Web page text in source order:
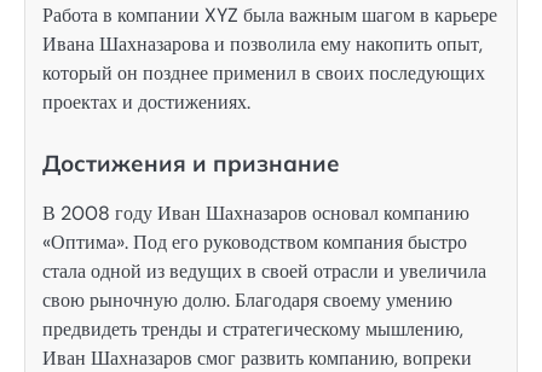
Работа в компании XYZ была важным шагом в карьере
Ивана Шахназарова и позволила ему накопить опыт,
который он позднее применил в своих последующих
проектах и достижениях.
Достижения и признание
В 2008 году Иван Шахназаров основал компанию
«Оптима». Под его руководством компания быстро
стала одной из ведущих в своей отрасли и увеличила
свою рыночную долю. Благодаря своему умению
предвидеть тренды и стратегическому мышлению,
Иван Шахназаров смог развить компанию, вопреки